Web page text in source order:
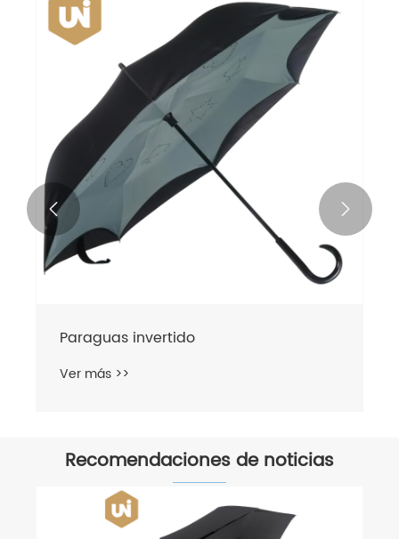
Paraguas invertido
Ver más >>
 
Recomendaciones de noticias